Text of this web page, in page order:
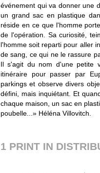
événement qui va donner une
un grand sac en plastique
réside en ce que l'homme
de l'opération. Sa curiosité,
l'homme soit reparti pour aller
de sang, ce qui ne le rassure
Il s'agit du nom d'une petite
itinéraire pour passer par
parkings et observe divers
défini, mais inquiétant. Et
chaque maison, un sac en
poubelle...» Héléna Villovitch.
1 PRINT IN